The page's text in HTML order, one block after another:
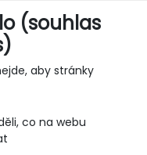
(souhlas
aby stránky
co na webu